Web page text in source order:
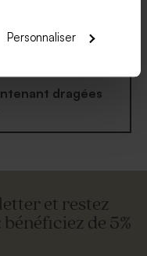
Personnaliser
à dragées
dragées
et restez
de 5%